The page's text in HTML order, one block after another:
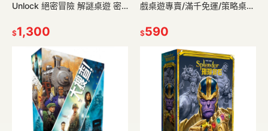
Unlock 絕密冒險 解謎桌遊 密
桌遊 解謎遊戲 桌遊
$1,300
戲桌遊專賣/滿千免運/策略桌
$590